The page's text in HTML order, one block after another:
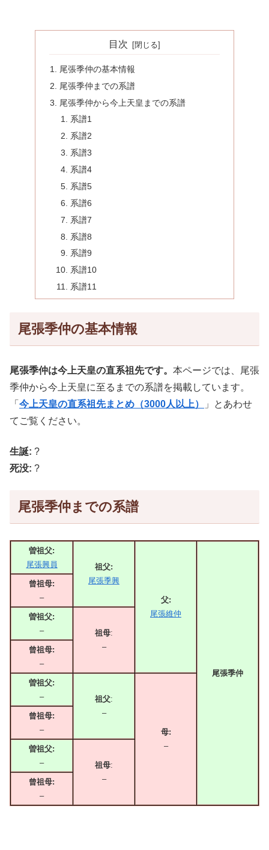
目次
尾張季仲の基本情報
尾張季仲までの系譜
尾張季仲から今上天皇までの系譜
系譜1
系譜2
系譜3
系譜4
系譜5
系譜6
系譜7
系譜8
系譜9
系譜10
系譜11
尾張季仲の基本情報
尾張季仲は今上天皇の直系祖先です。 本ページでは、尾張
季仲から今上天皇に至るまでの系譜を掲載しています。
「 今上天皇の直系祖先まとめ（3000人以上）
」とあわせ
てご覧ください。
生誕: ?
死没: ?
尾張季仲までの系譜
曽祖父:
尾張興員
祖父:
尾張季興
父:
尾張維仲
尾張季仲
曾祖母:
–
曽祖父:
–
祖母:
–
曾祖母:
–
曽祖父:
–
祖父:
–
母:
–
曾祖母:
–
曽祖父:
–
祖母:
–
曾祖母:
–